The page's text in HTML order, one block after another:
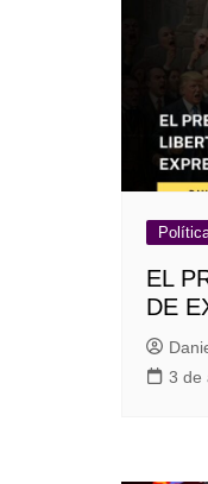
EL
DE
3 de